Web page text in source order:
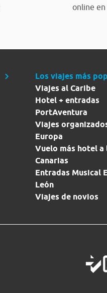
online en
Los viajes más
Viajes al Caribe
Hotel + entradas
PortAventura
Viajes
Europa
Vuelo más hotel a
Canarias
Entradas Musical
León
Viajes de novios